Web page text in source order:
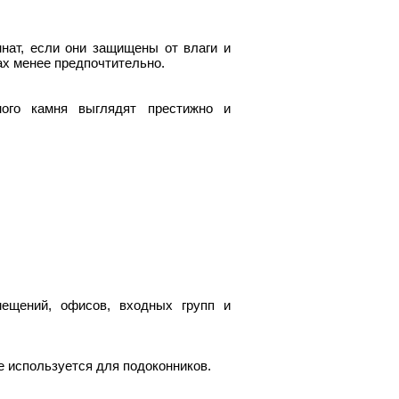
если они защищены от влаги и
менее предпочтительно.
камня выглядят престижно и
офисов, входных групп и
для подоконников.